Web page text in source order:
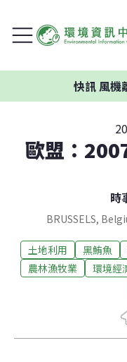
快訊風機離
歐盟：
時
BRUSSELS,
土地利用 黑鮪魚
農林漁牧業
環境經